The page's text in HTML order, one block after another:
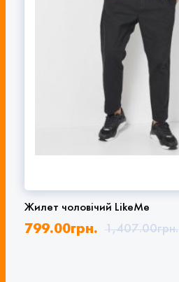
Жилет чоловічий LikeMe
1,407.00грн.
799.00грн.